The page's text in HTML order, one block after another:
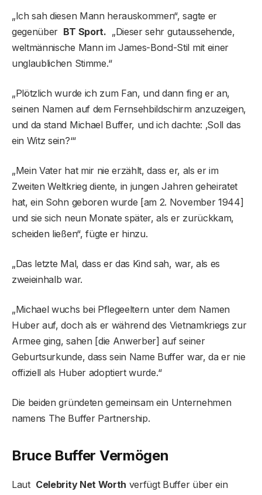
„Ich sah diesen Mann herauskommen“, sagte er
gegenüber BT Sport. „Dieser sehr gutaussehende,
weltmännische Mann im James-Bond-Stil mit einer
unglaublichen Stimme.“
„Plötzlich wurde ich zum Fan, und dann fing er an,
seinen Namen auf dem Fernsehbildschirm anzuzeigen,
und da stand Michael Buffer, und ich dachte: ‚Soll das
ein Witz sein?‘“
„Mein Vater hat mir nie erzählt, dass er, als er im
Zweiten Weltkrieg diente, in jungen Jahren geheiratet
hat, ein Sohn geboren wurde [am 2. November 1944]
und sie sich neun Monate später, als er zurückkam,
scheiden ließen“, fügte er hinzu.
„Das letzte Mal, dass er das Kind sah, war, als es
zweieinhalb war.
„Michael wuchs bei Pflegeeltern unter dem Namen
Huber auf, doch als er während des Vietnamkriegs zur
Armee ging, sahen [die Anwerber] auf seiner
Geburtsurkunde, dass sein Name Buffer war, da er nie
offiziell als Huber adoptiert wurde.“
Die beiden gründeten gemeinsam ein Unternehmen
namens The Buffer Partnership.
Bruce Buffer Vermögen
Laut Celebrity Net Worth verfügt Buffer über ein